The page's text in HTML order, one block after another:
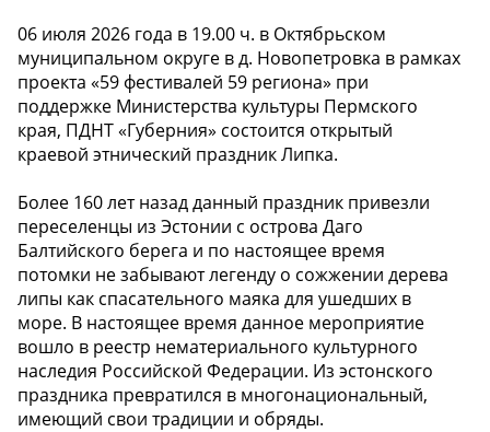
️06 июля 2026 года в 19.00 ч. в Октябрьском
муниципальном округе в д. Новопетровка в рамках
проекта «59 фестивалей 59 региона» при
поддержке Министерства культуры Пермского
края, ПДНТ «Губерния» состоится открытый
краевой этнический праздник Липка.
Более 160 лет назад данный праздник привезли
переселенцы из Эстонии с острова Даго
Балтийского берега и по настоящее время
потомки не забывают легенду о сожжении дерева
липы как спасательного маяка для ушедших в
море. В настоящее время данное мероприятие
вошло в реестр нематериального культурного
наследия Российской Федерации. Из эстонского
праздника превратился в многонациональный,
имеющий свои традиции и обряды.